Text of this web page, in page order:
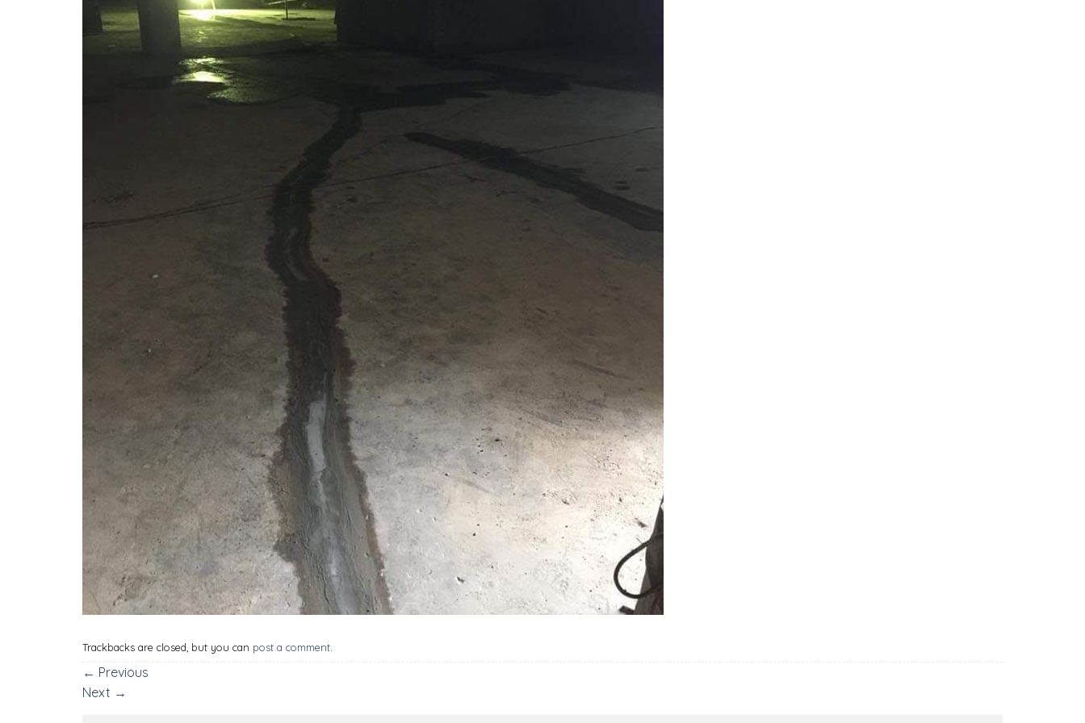
Trackbacks are closed, but you can post a comment.
← Previous
Next →